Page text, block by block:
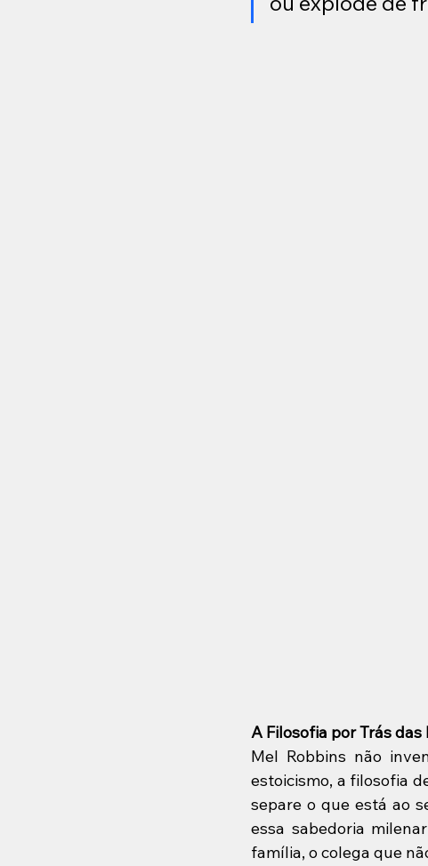
A Filosofia por Trás das
Mel Robbins não
estoicismo, a filosofia
separe o que está ao
essa sabedoria
família, o colega que